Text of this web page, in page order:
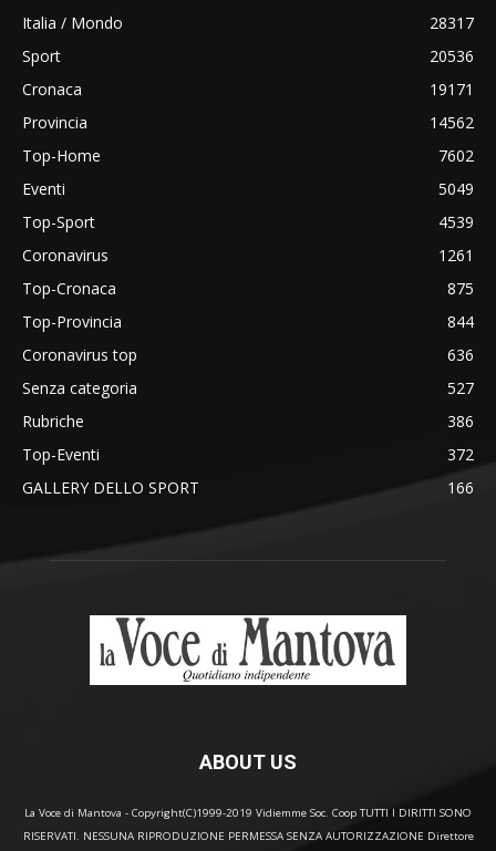
Italia / Mondo
28317
Sport
20536
Cronaca
19171
Provincia
14562
Top-Home
7602
Eventi
5049
Top-Sport
4539
Coronavirus
1261
Top-Cronaca
875
Top-Provincia
844
Coronavirus top
636
Senza categoria
527
Rubriche
386
Top-Eventi
372
GALLERY DELLO SPORT
166
ABOUT US
La Voce di Mantova - Copyright(C)1999-2019 Vidiemme Soc. Coop TUTTI I DIRITTI SONO
RISERVATI. NESSUNA RIPRODUZIONE PERMESSA SENZA AUTORIZZAZIONE Direttore